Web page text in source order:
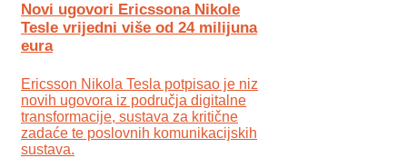
Novi ugovori Ericssona Nikole
Tesle vrijedni više od 24 milijuna
eura
Ericsson Nikola Tesla potpisao je niz
novih ugovora iz područja digitalne
transformacije, sustava za kritične
zadaće te poslovnih komunikacijskih
sustava.